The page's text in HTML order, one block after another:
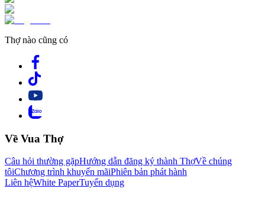
Thợ nào cũng có
Về Vua Thợ
Câu hỏi thường gặpHướng dẫn đăng ký thành ThợVề chúng
tôiChương trình khuyến mãiPhiên bản phát hành
Liên hệWhite PaperTuyển dụng